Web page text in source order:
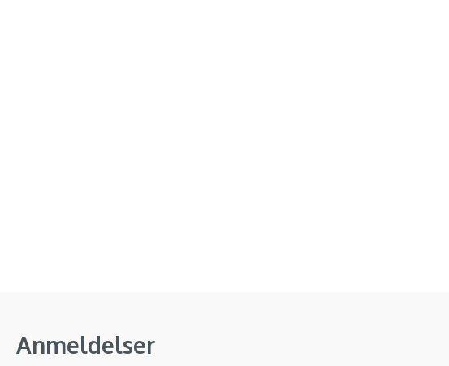
Anmeldelser